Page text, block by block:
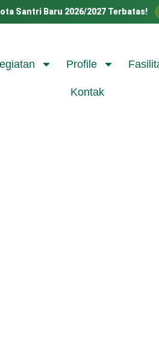
Santri Baru 2026/2027 Terbatas!
Profile
Kontak